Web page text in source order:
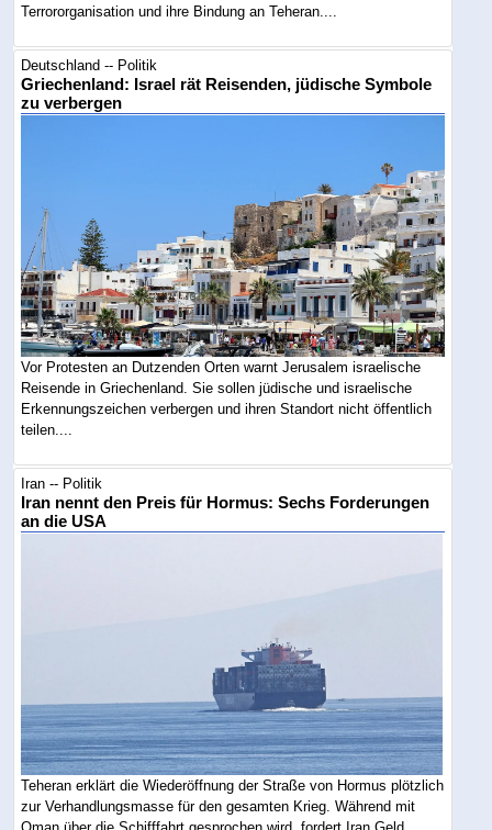
Terrororganisation und ihre Bindung an Teheran....
Deutschland -- Politik
Griechenland: Israel rät Reisenden, jüdische Symbole
zu verbergen
Vor Protesten an Dutzenden Orten warnt Jerusalem israelische
Reisende in Griechenland. Sie sollen jüdische und israelische
Erkennungszeichen verbergen und ihren Standort nicht öffentlich
teilen....
Iran -- Politik
Iran nennt den Preis für Hormus: Sechs Forderungen
an die USA
Teheran erklärt die Wiederöffnung der Straße von Hormus plötzlich
zur Verhandlungsmasse für den gesamten Krieg. Während mit